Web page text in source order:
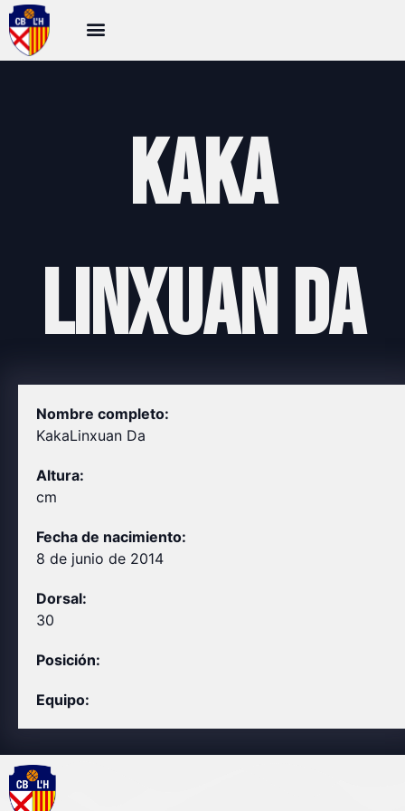
Kaka
Linxuan Da
Nombre completo:
KakaLinxuan Da
Altura:
cm
Fecha de nacimiento:
8 de junio de 2014
Dorsal:
30
Posición:
Equipo: